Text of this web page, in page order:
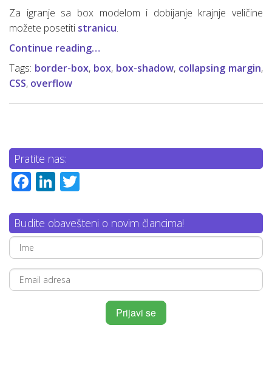
Za igranje sa box modelom i dobijanje krajnje veličine
možete posetiti stranicu.
Continue reading…
Tags: border-box, box, box-shadow, collapsing margin,
CSS, overflow
Pratite nas:
Facebook
LinkedIn
Budite obavešteni o novim člancima!